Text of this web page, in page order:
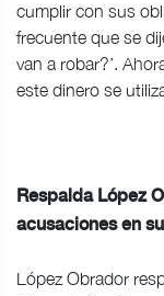
cumplir con sus
frecuente que se
van a robar?’.
este dinero se
Respalda López
acusaciones en
López Obrador